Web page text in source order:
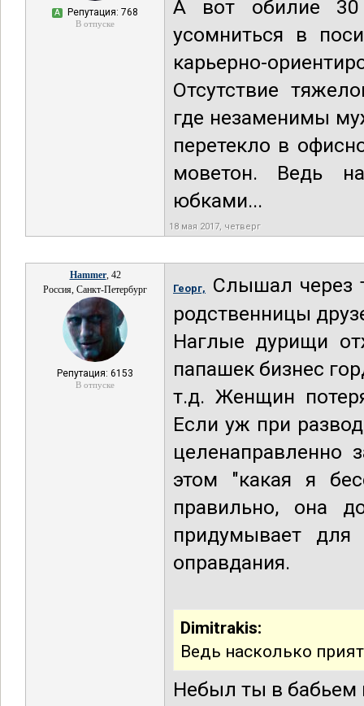
А Репутация: 768
В отпуске
А вот обилие 30
усомниться в
карьерно-
Отсутствие
где незаменимы
перетекло в
моветон. Ведь
юбками...
18 мая 2017, четверг
Hammer, 42
Россия, Санкт-Петербург
Репутация: 6153
В отпуске
Георг,
Слышал через
родственницы
Наглые дурищи
папашек бизнес
т.д. Женщин
Если уж при
целенаправленно
этом "какая я
правильно, она
придумывает
оправдания.
Dimitrakis:
Ведь насколько
Небыл ты в бабьем